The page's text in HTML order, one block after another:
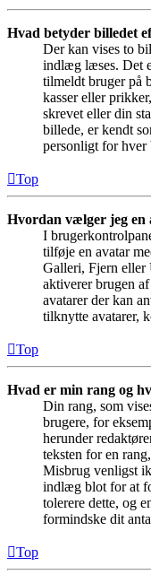
Hvad betyder billedet
Der kan vises to
indlæg læses. Det
tilmeldt bruger på
kasser eller
skrevet eller din
billede, er kendt
personligt for hver
Top
Hvordan vælger jeg en
I
tilføje en avatar
Galleri, Fjern eller
aktiverer brugen
avatarer der kan
tilknytte avatarer,
Top
Hvad er min rang og
Din rang, som
brugere, for
herunder
teksten for en
Misbrug venligst
indlæg blot for at
tolerere dette, og
formindske dit
Top